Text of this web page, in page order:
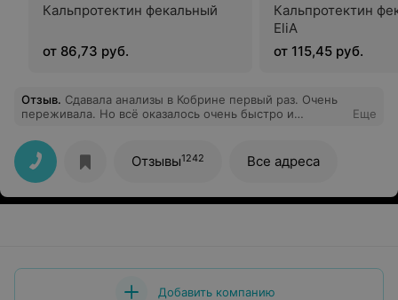
Кальпротектин фекальный
от 86,73 руб.
Кальпротектин
EliA
от 115,45 руб.
Отзыв. Сдавала анализы в Кобрине первый раз. Очень
переживала. Но всё оказалось очень быстро и
Еще
Отзывы1242 Все адреса
Добавить компанию